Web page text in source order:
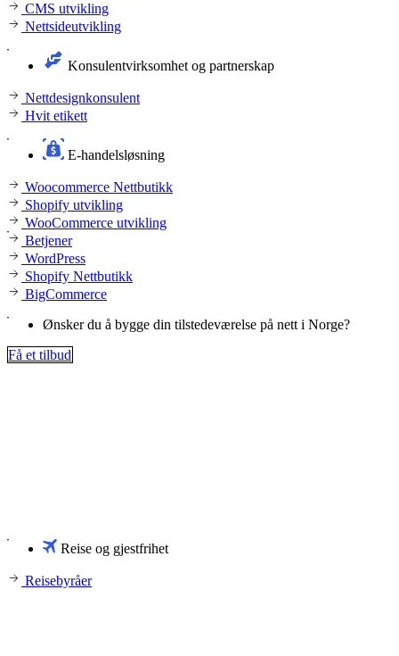
CMS utvikling
Nettsideutvikling
Konsulentvirksomhet og partnerskap
Nettdesignkonsulent
Hvit etikett
E-handelsløsning
Woocommerce Nettbutikk
Shopify utvikling
WooCommerce utvikling
Betjener
WordPress
Shopify Nettbutikk
BigCommerce
Ønsker du å bygge din tilstedeværelse på nett i Norge?
Få et tilbud
Reise og gjestfrihet
Reisebyråer